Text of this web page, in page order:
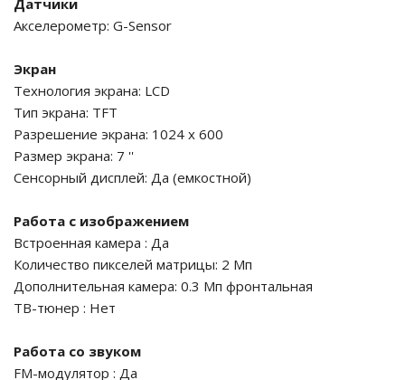
Датчики
Акселерометр: G-Sensor
Экран
Технология экрана: LCD
Тип экрана: TFT
Разрешение экрана: 1024 x 600
Размер экрана: 7 ''
Сенсорный дисплей: Да (емкостной)
Работа с изображением
Встроенная камера : Да
Количество пикселей матрицы: 2 Мп
Дополнительная камера: 0.3 Мп фронтальная
ТВ-тюнер : Нет
Работа со звуком
FM-модулятор : Да